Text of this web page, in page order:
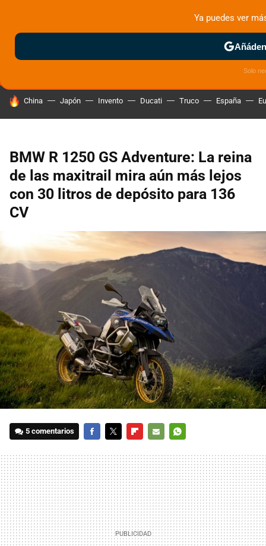
MENÚ NUEVO
MOTOS ELÉCTRICAS
HOY SE HABLA DE
China Japón Invento Ducati Truco España
BMW R 1250 GS Adventure: La reina
de las maxitrail mira aún más lejos
con 30 litros de depósito para 136
CV
5 comentarios
MAIL
Ya puedes ver
Solo